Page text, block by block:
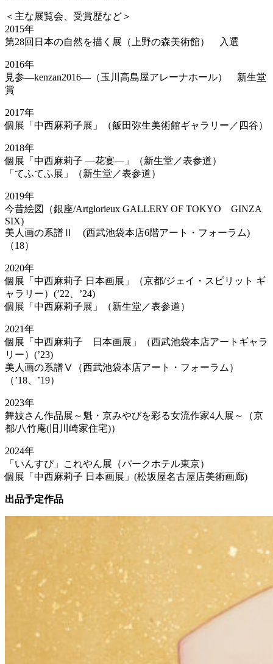
＜主な展覧会、受賞歴など＞
2015年
第28回日本の自然を描く展（上野の森美術館） 入選
2016年
見参―kenzan2016―（玉川高島屋アレーナホール） 新生堂
賞
2017年
個展「中西麻莉子展」（飯田弥生美術館ギャラリー／四谷）
2018年
個展「中西麻莉子 ―花宴―」（新生堂／表参道）
「てふてふ展」（新生堂／表参道）
2019年
今昔絵図（銀座/Artglorieux GALLERY OF TOKYO GINZA
SIX)
美人画の系譜Ⅱ (西武池袋本店6階アート・フォーラム)
（18）
2020年
個展「中西麻莉子 日本画展」（京都/ジェイ・スピリット ギ
ャラリー）(’22、’24)
個展「中西麻莉子展」（新生堂／表参道）
2021年
個展「中西麻莉子 日本画展」（西武池袋本店アートギャラ
リー）(’23)
美人画の系譜Ⅴ（西武池袋本店アート・フォーラム）
（’18、’19）
2023年
舞妓さん作品展～魁・京みやびを彩る女流作家4人展～（京
都/八竹庵(旧川崎家住宅)）
2024年
「いんすぴ」これやん展（パークホテル東京）
個展「中西麻莉子 日本画展」(松坂屋名古屋店美術画廊)
出品予定作品